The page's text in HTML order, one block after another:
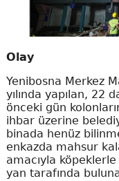
Olay
Yenibosna Merkez
yılında yapılan, 22
önceki gün
ihbar üzerine
binada henüz
enkazda mahsur
amacıyla
yan tarafında